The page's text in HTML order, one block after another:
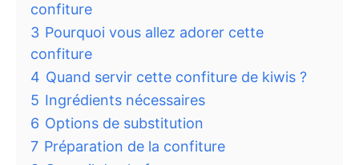
confiture
3 Pourquoi vous allez adorer cette
confiture
4 Quand servir cette confiture de kiwis ?
5 Ingrédients nécessaires
6 Options de substitution
7 Préparation de la confiture